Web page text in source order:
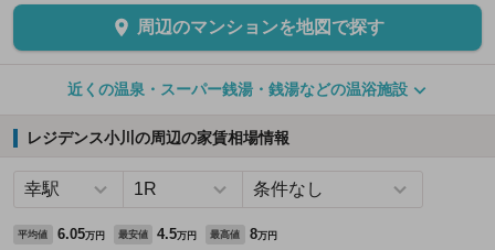
周辺のマンションを地図で探す
近くの温泉・スーパー銭湯・銭湯などの温浴施設
レジデンス小川の周辺の家賃相場情報
平均値 6.05万円 最安値 4.5万円 最高値 8万円